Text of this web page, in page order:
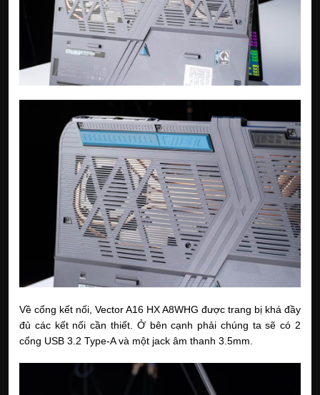
Về cổng kết nối, Vector A16 HX A8WHG được trang bị khá đầy
đủ các kết nối cần thiết. Ở bên cạnh phải chúng ta sẽ có 2
cổng USB 3.2 Type-A và một jack âm thanh 3.5mm.